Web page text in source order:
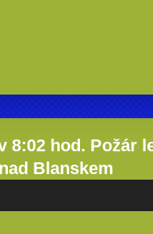
8:02 hod. Požár
Blanskem